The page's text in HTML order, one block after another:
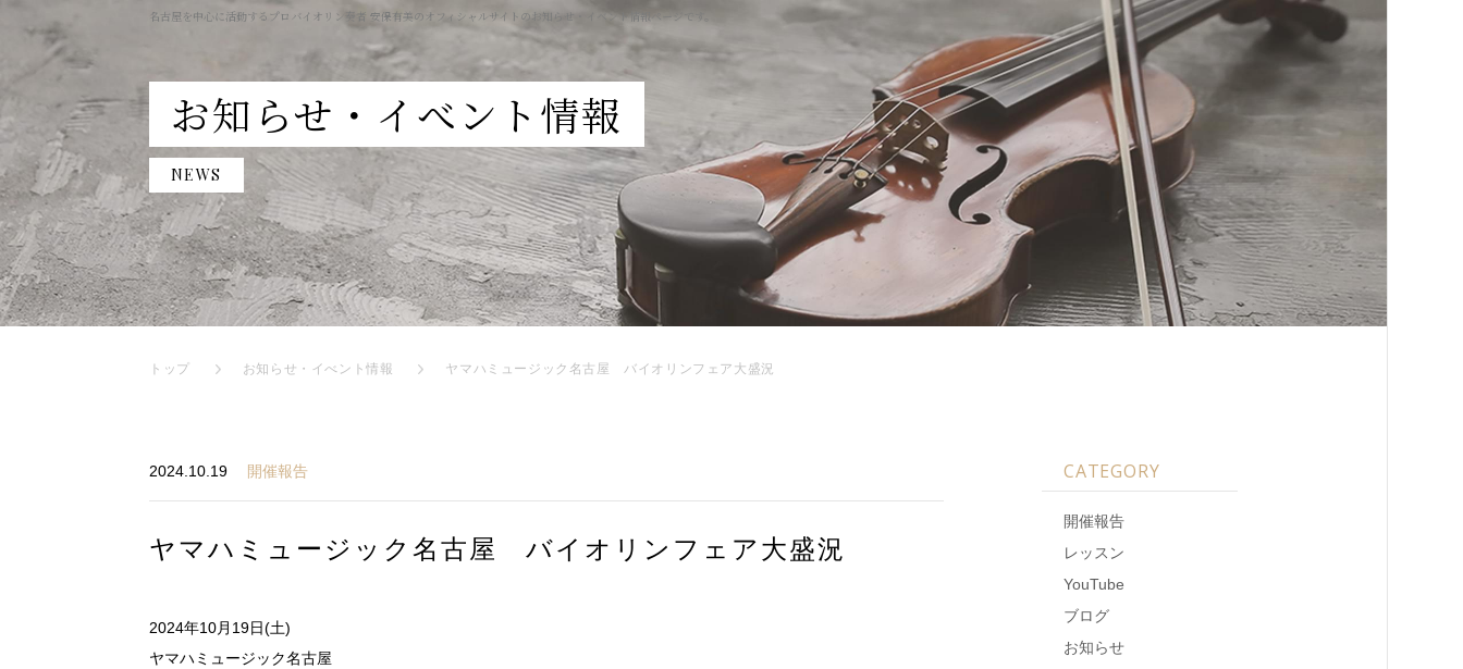
名古屋を中心に活動するプロバイオリン奏者 安保有美のオフィシャルサイトのお知らせ・イベント情報ページです。
お知らせ・イべント情報
NEWS
トップ お知らせ・イべント情報 ヤマハミュージック名古屋 バイオリンフェア大盛況
2024.10.19 開催報告
ヤマハミュージック名古屋 バイオリンフェア大盛況
2024年10月19日(土)
ヤマハミュージック名古屋
CATEGORY
開催報告
レッスン
YouTube
ブログ
お知らせ